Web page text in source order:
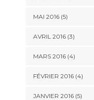
MAI 2016(5)
AVRIL 2016(3)
MARS 2016(4)
FÉVRIER 2016(4)
JANVIER 2016(5)